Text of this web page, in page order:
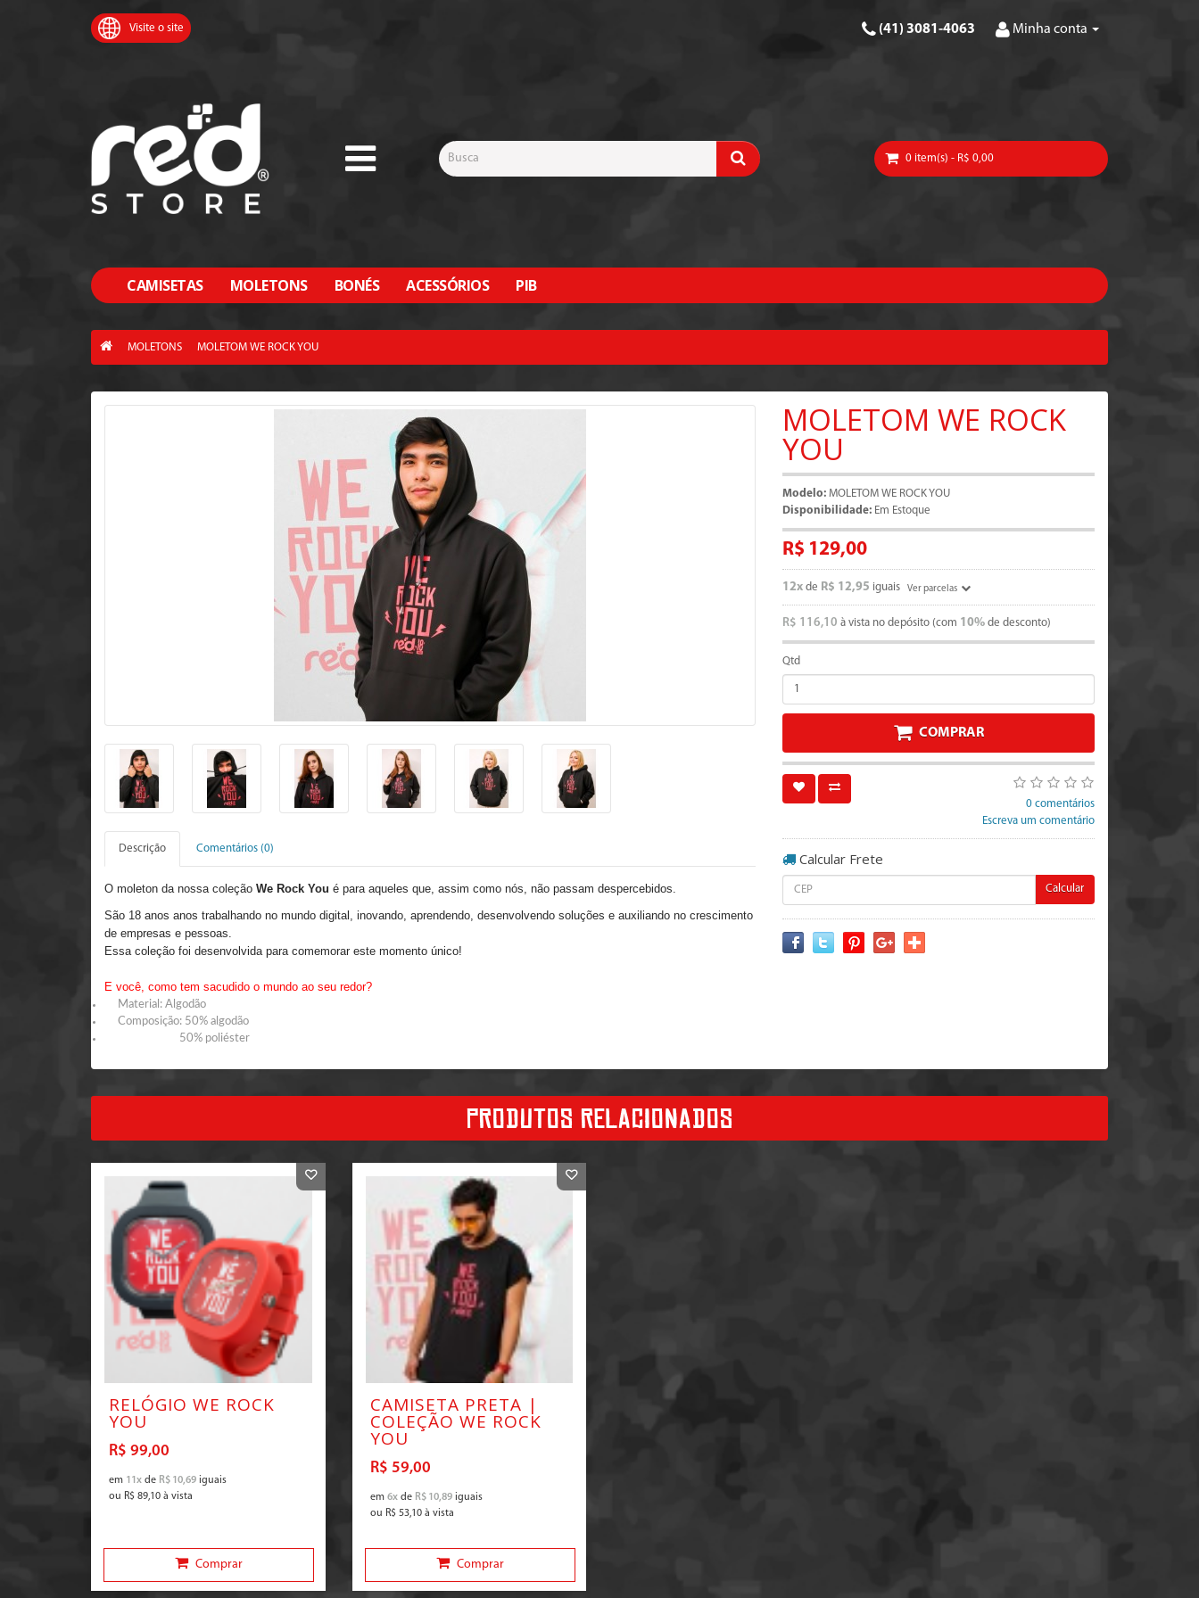
Visite o site (41) 3081-4063 Minha conta
0 item(s) - R$ 0,00
CAMISETAS MOLETONS BONÉS ACESSÓRIOS PIB
MOLETONS MOLETOM WE ROCK YOU
MOLETOM WE ROCK
YOU
Modelo: MOLETOM WE ROCK YOU
Disponibilidade: Em Estoque
R$ 129,00
12x de R$ 12,95 iguais Ver parcelas
R$ 116,10 à vista no depósito (com 10% de desconto)
Qtd
COMPRAR
0 comentários
Escreva um comentário
Calcular Frete
Calcular
Descrição Comentários (0)
O moleton da nossa coleção We Rock You é para aqueles que, assim como nós, não passam despercebidos.
São 18 anos anos trabalhando no mundo digital, inovando, aprendendo, desenvolvendo soluções e auxiliando no crescimento
de empresas e pessoas.
Essa coleção foi desenvolvida para comemorar este momento único!
E você, como tem sacudido o mundo ao seu redor?
Material: Algodão
Composição: 50% algodão
50% poliéster
PRODUTOS RELACIONADOS
RELÓGIO WE ROCK
YOU
R$ 99,00
em 11x de R$ 10,69 iguais
ou R$ 89,10 à vista
Comprar
CAMISETA PRETA |
COLEÇÃO WE ROCK
YOU
R$ 59,00
em 6xde R$ 10,89 iguais
ou R$ 53,10à vista
Comprar